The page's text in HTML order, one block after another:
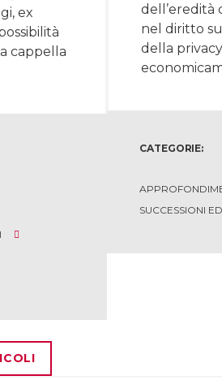
ex
cappella
dell’eredità
nel diritto
della
CATEGORIE:
SUCCESSIONI